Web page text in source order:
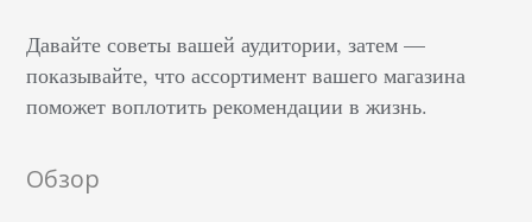
Давайте советы вашей аудитории, затем —
показывайте, что ассортимент вашего магазина
поможет воплотить рекомендации в жизнь.
Обзор